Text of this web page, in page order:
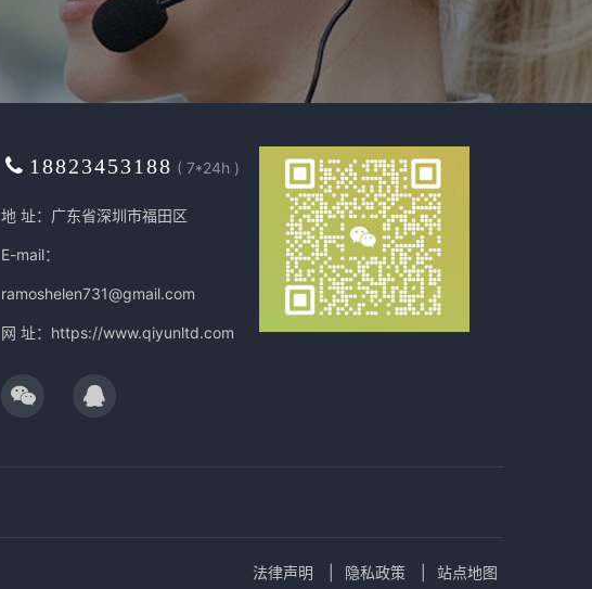
18823453188 ( 7*24h )
地 址：广东省深圳市福田区
E-mail：
ramoshelen731@gmail.com
网 址： https://www.qiyunltd.com
法律声明 隐私政策 站点地图